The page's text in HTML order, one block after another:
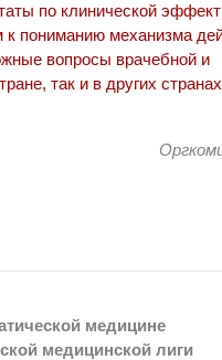
по клинической
пониманию механизма
вопросы врачебной и
так и в других
медицине
медицинской лиги